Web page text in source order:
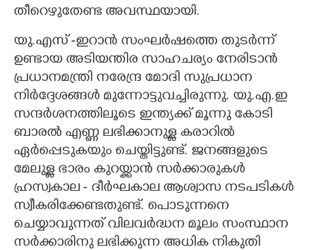
തീറെഴുതേണ്ട അവസ്ഥയായി.
യു.എസ് -ഇറാൻ സംഘർഷത്തെ തുടർന്ന്
ഉണ്ടായ അടിയന്തിര സാഹചര്യം നേരിടാൻ
പ്രധാനമന്ത്രി നരേന്ദ്ര മോദി സുപ്രധാന
നിർദ്ദേശങ്ങൾ മുന്നോട്ടുവച്ചിരുന്നു. യു.എ.ഇ
സന്ദർശനത്തിലൂടെ ഇന്ത്യക്ക് മൂന്നു കോടി
ബാരൽ എണ്ണ ലഭിക്കാനുള്ള കരാറിൽ
ഏർപ്പെടുകയും ചെയ്തിട്ടുണ്ട്. ജനങ്ങളുടെ
മേലുള്ള ഭാരം കുറയ്ക്കാൻ സർക്കാരുകൾ
ഹ്രസ്വകാല - ദീർഘകാല ആശ്വാസ നടപടികൾ
സ്വീകരിക്കേണ്ടതുണ്ട്. പൊടുന്നനെ
ചെയ്യാവുന്നത് വിലവർദ്ധന മൂലം സംസ്ഥാന
സർക്കാരിനു ലഭിക്കുന്ന അധിക നികുതി